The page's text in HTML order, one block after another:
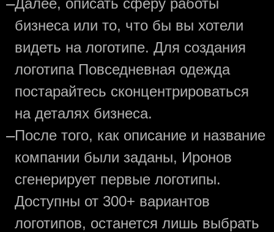
—Далее, описать сферу работы
бизнеса или то, что бы вы хотели
видеть на логотипе. Для создания
логотипа Повседневная одежда
постарайтесь сконцентрироваться
на деталях бизнеса.
—После того, как описание и название
компании были заданы, Иронов
сгенерирует первые логотипы.
Доступны от 300+ вариантов
логотипов, останется лишь выбрать